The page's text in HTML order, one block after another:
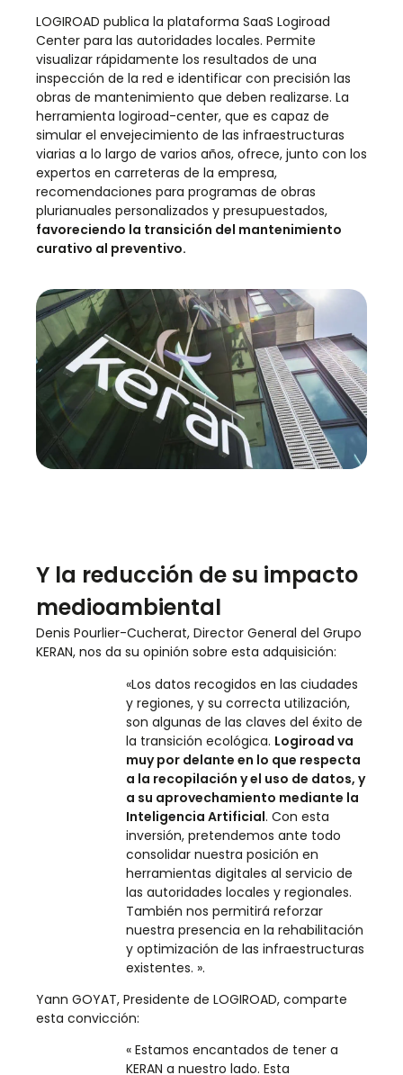
LOGIROAD publica la plataforma SaaS Logiroad
Center para las autoridades locales. Permite
visualizar rápidamente los resultados de una
inspección de la red e identificar con precisión las
obras de mantenimiento que deben realizarse. La
herramienta logiroad-center, que es capaz de
simular el envejecimiento de las infraestructuras
viarias a lo largo de varios años, ofrece, junto con los
expertos en carreteras de la empresa,
recomendaciones para programas de obras
plurianuales personalizados y presupuestados,
favoreciendo la transición del mantenimiento
curativo al preventivo.
Y la reducción de su impacto
medioambiental
Denis Pourlier-Cucherat, Director General del Grupo
KERAN, nos da su opinión sobre esta adquisición:
«Los datos recogidos en las ciudades
y regiones, y su correcta utilización,
son algunas de las claves del éxito de
la transición ecológica. Logiroad va
muy por delante en lo que respecta
a la recopilación y el uso de datos, y
a su aprovechamiento mediante la
Inteligencia Artificial. Con esta
inversión, pretendemos ante todo
consolidar nuestra posición en
herramientas digitales al servicio de
las autoridades locales y regionales.
También nos permitirá reforzar
nuestra presencia en la rehabilitación
y optimización de las infraestructuras
existentes. ».
Yann GOYAT, Presidente de LOGIROAD, comparte
esta convicción:
« Estamos encantados de tener a
KERAN a nuestro lado. Esta